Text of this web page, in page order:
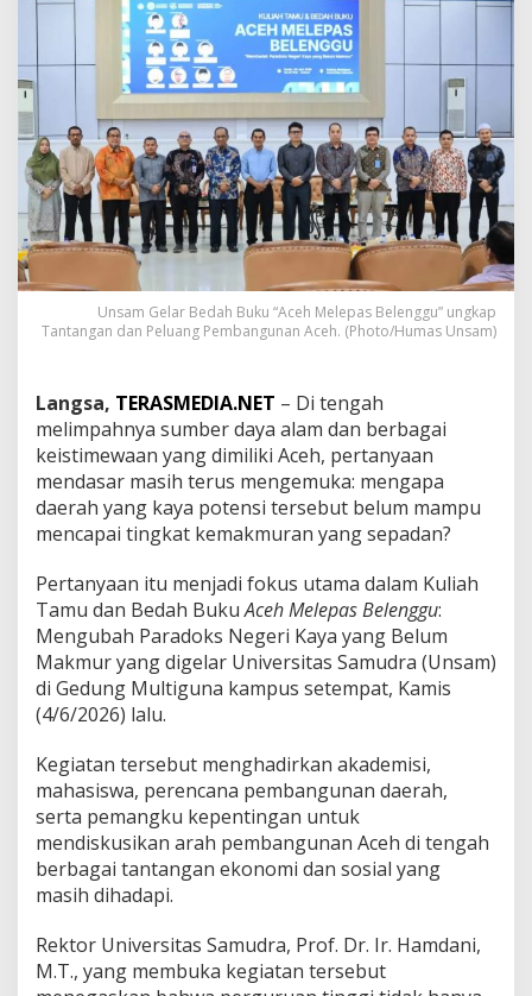
B
e
l
u
m
a
k
m
u
r
?
U
s
a
p
a
s
P
r
a
o
k
N
e
g
K
a
y
a
S
u
m
e
r
D
Unsam Gelar Bedah Buku “Aceh Melepas Belenggu” ungkap
Tantangan dan Peluang Pembangunan Aceh. (Photo/Humas Unsam)
Langsa, TERASMEDIA.NET – Di tengah
melimpahnya sumber daya alam dan berbagai
keistimewaan yang dimiliki Aceh, pertanyaan
mendasar masih terus mengemuka: mengapa
daerah yang kaya potensi tersebut belum mampu
mencapai tingkat kemakmuran yang sepadan?
Pertanyaan itu menjadi fokus utama dalam Kuliah
Tamu dan Bedah BukuAceh Melepas Belenggu:
Mengubah Paradoks Negeri Kaya yang Belum
Makmur yang digelar Universitas Samudra (Unsam)
di Gedung Multiguna kampus setempat, Kamis
(4/6/2026) lalu.
Kegiatan tersebut menghadirkan akademisi,
mahasiswa, perencana pembangunan daerah,
serta pemangku kepentingan untuk
mendiskusikan arah pembangunan Aceh di tengah
berbagai tantangan ekonomi dan sosial yang
masih dihadapi.
Rektor Universitas Samudra, Prof. Dr. Ir. Hamdani,
M.T., yang membuka kegiatan tersebut